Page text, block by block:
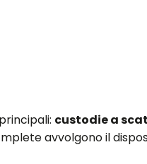
custodie a
avvolgono il